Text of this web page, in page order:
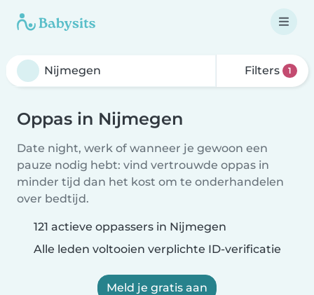
Filters 1
Oppas in Nijmegen
Date night, werk of wanneer je gewoon een
pauze nodig hebt: vind vertrouwde oppas in
minder tijd dan het kost om te onderhandelen
over bedtijd.
121 actieve oppassers in Nijmegen
Alle leden voltooien verplichte ID-verificatie
Meld je gratis aan